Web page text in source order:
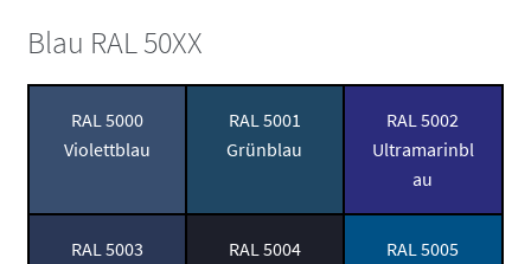
Blau RAL 50XX
RAL 5000
Violettblau
RAL 5001
Grünblau
RAL 5002
Ultramarinbl
au
RAL 5003
RAL 5004
RAL 5005